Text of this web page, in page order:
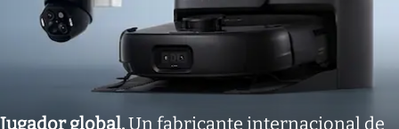
Jugador global.Un fabricante internacional de